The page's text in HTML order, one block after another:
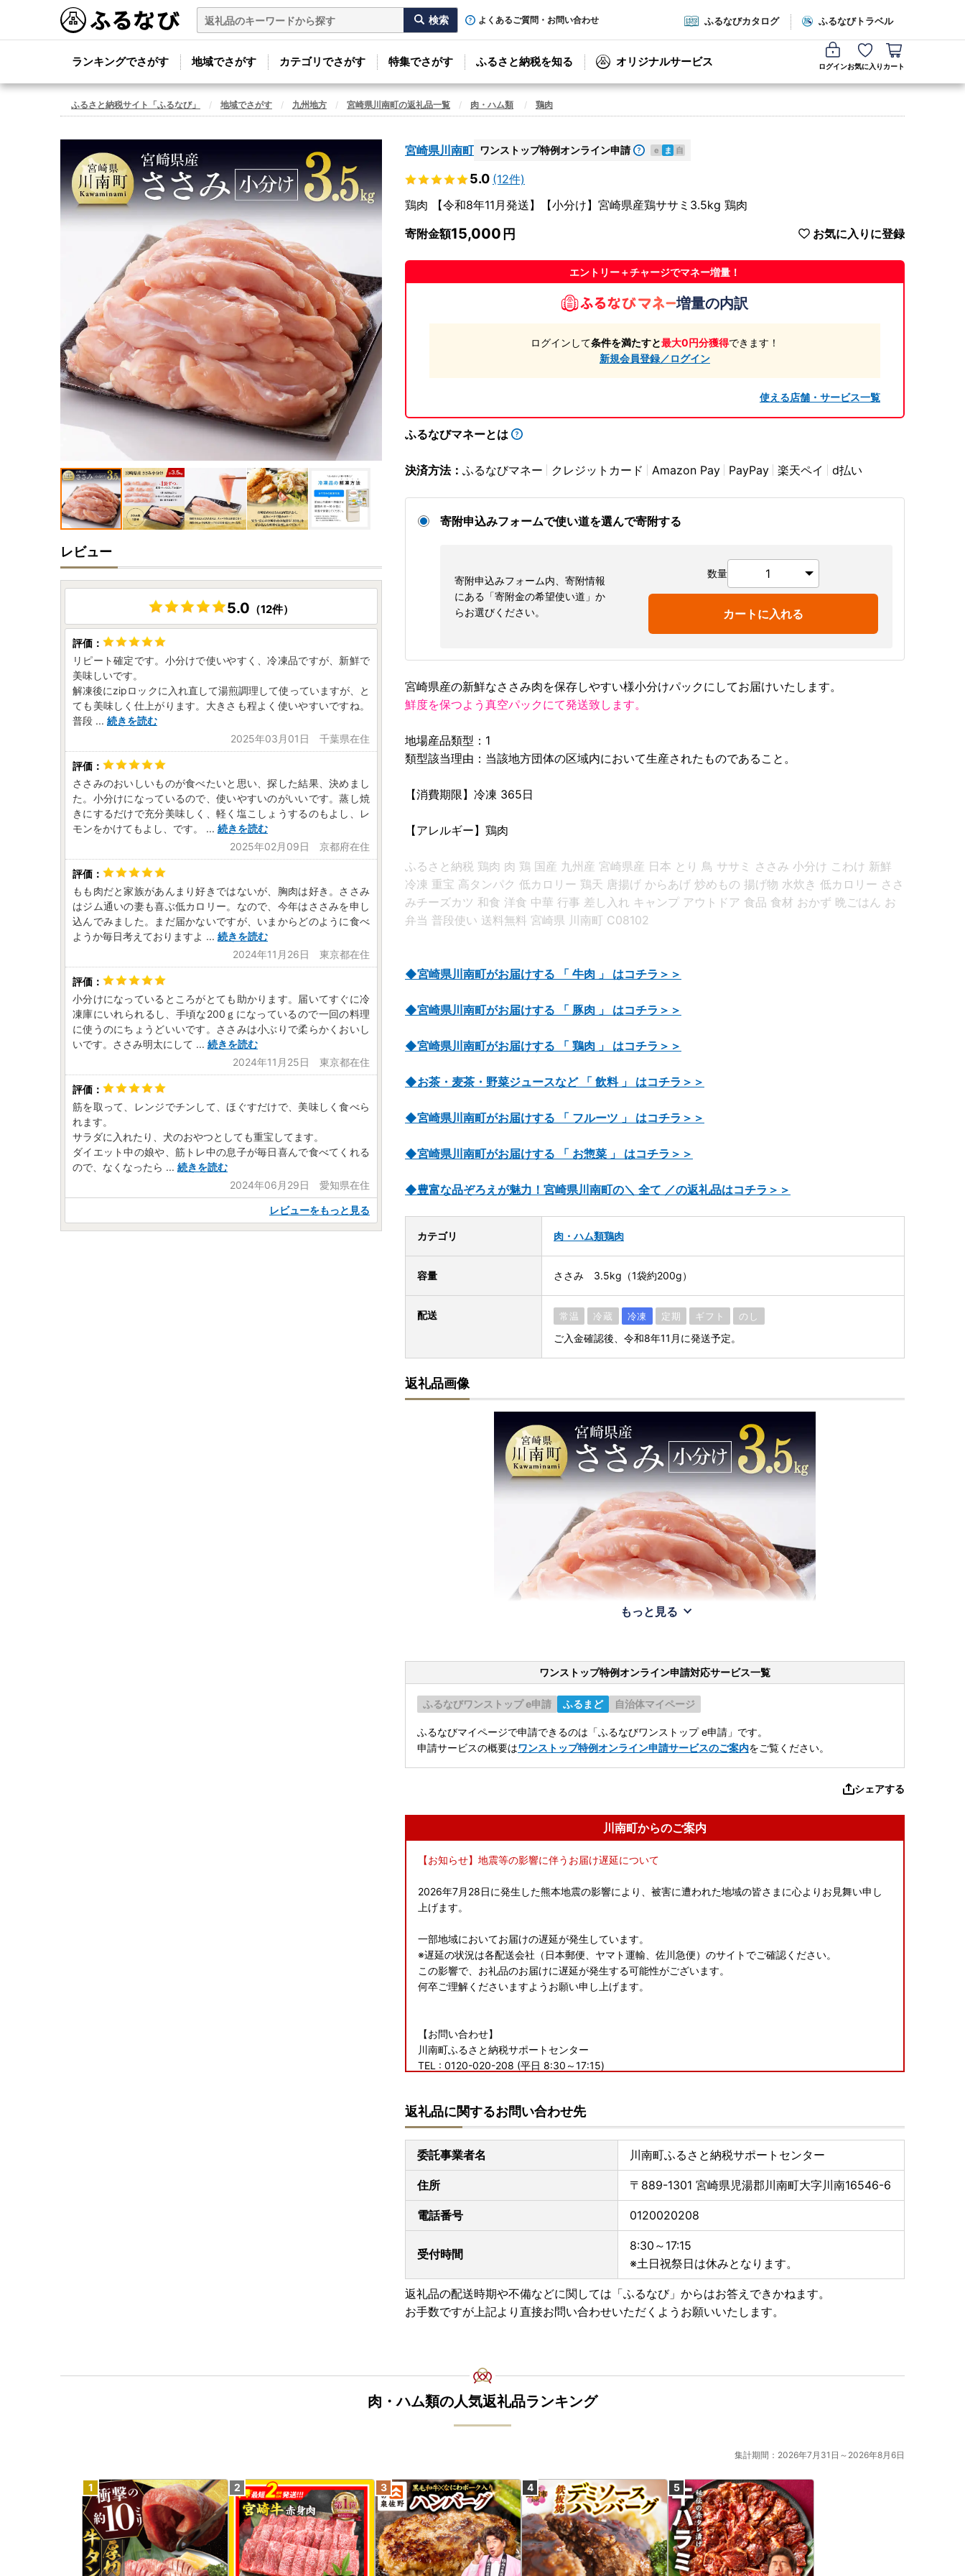
よくあるご質問・お問い合わせ ふるなびカタログ ふるなびトラベル
ランキングでさがす 地域でさがす カテゴリでさがす 特集でさがす ふるさと納税を知る オリジナルサービス ログインお気に入り カート
ふるさと納税サイト「ふるなび」 地域でさがす 九州地方 宮崎県川南町の返礼品一覧 肉・ハム類 鶏肉
宮崎県川南町 ワンストップ特例オンライン申請 e ま 自
5.0 (12件)
鶏肉 【令和8年11月発送】【小分け】宮崎県産鶏ササミ3.5kg 鶏肉
寄附金額15,000 お気に入りに登録
エントリー＋チャージでマネー増量！
増量の内訳
ログインして条件を満たすと最大0円分獲得できます！
新規会員登録／ログイン
使える店舗・サービス一覧
ふるなびマネーとは
決済方法： ふるなびマネー クレジットカード Amazon Pay PayPay 楽天ペイ d払い
寄附申込みフォームで使い道を選んで寄附する
寄附申込みフォーム内、寄附情報
にある「寄附金の希望使い道」か
らお選びください。
数量
カートに入れる
宮崎県産の新鮮なささみ肉を保存しやすい様小分けパックにしてお届けいたします。
鮮度を保つよう真空パックにて発送致します。
地場産品類型：1
類型該当理由：当該地方団体の区域内において生産されたものであること。
【消費期限】冷凍 365日
【アレルギー】鶏肉
ふるさと納税 鶏肉 肉 鶏 国産 九州産 宮崎県産 日本 とり 鳥 ササミ ささみ 小分け こわけ 新鮮
冷凍 重宝 高タンパク 低カロリー 鶏天 唐揚げ からあげ 炒めもの 揚げ物 水炊き 低カロリー ささ
みチーズカツ 和食 洋食 中華 行事 差し入れ キャンプ アウトドア 食品 食材 おかず 晩ごはん お
弁当 普段使い 送料無料 宮崎県 川南町 C08102
◆宮崎県川南町がお届けする 「 牛肉 」 はコチラ＞＞
◆宮崎県川南町がお届けする 「 豚肉 」 はコチラ＞＞
◆宮崎県川南町がお届けする 「 鶏肉 」 はコチラ＞＞
◆お茶・麦茶・野菜ジュースなど 「 飲料 」 はコチラ＞＞
◆宮崎県川南町がお届けする 「 フルーツ 」 はコチラ＞＞
◆宮崎県川南町がお届けする 「 お惣菜 」 はコチラ＞＞
◆豊富な品ぞろえが魅力！宮崎県川南町の＼ 全て ／の返礼品はコチラ＞＞
カテゴリ 肉・ハム類鶏肉
容量 ささみ 3.5kg（1袋約200g）
配送 常温 冷蔵 冷凍 定期 ギフト のし
ご入金確認後、令和8年11月に発送予定。
返礼品画像
もっと見る
ワンストップ特例オンライン申請対応サービス一覧
ふるなびワンストップ e申請 ふるまど 自治体マイページ
ふるなびマイページで申請できるのは「ふるなびワンストップ e申請」です。
申請サービスの概要はワンストップ特例オンライン申請サービスのご案内をご覧ください。
シェアする
川南町からのご案内
【お知らせ】地震等の影響に伴うお届け遅延について
2026年7月28日に発生した熊本地震の影響により、被害に遭われた地域の皆さまに心よりお見舞い申し
上げます。
一部地域においてお届けの遅延が発生しています。
※遅延の状況は各配送会社（日本郵便、ヤマト運輸、佐川急便）のサイトでご確認ください。
この影響で、お礼品のお届けに遅延が発生する可能性がございます。
何卒ご理解くださいますようお願い申し上げます。
【お問い合わせ】
川南町ふるさと納税サポートセンター
TEL : 0120-020-208 (平日 8:30～17:15)
返礼品に関するお問い合わせ先
委託事業者名 川南町ふるさと納税サポートセンター
住所 〒889-1301 宮崎県児湯郡川南町大字川南16546-6
電話番号 0120020208
受付時間
8:30～17:15
※土日祝祭日は休みとなります。
返礼品の配送時期や不備などに関しては「ふるなび」からはお答えできかねます。
お手数ですが上記より直接お問い合わせいただくようお願いいたします。
レビュー
5.0 （12件）
リピート確定です。小分けで使いやすく、冷凍品ですが、新鮮で
美味しいです。
解凍後にzipロックに入れ直して湯煎調理して使っていますが、と
ても美味しく仕上がります。大きさも程よく使いやすいですね。
普段 ... 続きを読む
2025年03月01日 千葉県在住
ささみのおいしいものが食べたいと思い、探した結果、決めまし
た。小分けになっているので、使いやすいのがいいです。蒸し焼
きにするだけで充分美味しく、軽く塩こしょうするのもよし、レ
モンをかけてもよし、です。
... 続きを読む
2025年02月09日 京都府在住
もも肉だと家族があんまり好きではないが、胸肉は好き。ささみ
はジム通いの妻も喜ぶ低カロリー。なので、今年はささみを申し
込んでみました。まだ届かないですが、いまからどのように食べ
ようか毎日考えておりますよ ... 続きを読む
2024年11月26日 東京都在住
小分けになっているところがとても助かります。届いてすぐに冷
凍庫にいれられるし、手頃な200ｇになっているので一回の料理
に使うのにちょうどいいです。ささみは小ぶりで柔らかくおいし
いです。ささみ明太にして ... 続きを読む
2024年11月25日 東京都在住
筋を取って、レンジでチンして、ほぐすだけで、美味しく食べら
れます。
サラダに入れたり、犬のおやつとしても重宝してます。
ダイエット中の娘や、筋トレ中の息子が毎日喜んで食べてくれる
ので、なくなったら ... 続きを読む
2024年06月29日 愛知県在住
レビューをもっと見る
肉・ハム類の人気返礼品ランキング
集計期間：2026年7月31日～2026年8月6日